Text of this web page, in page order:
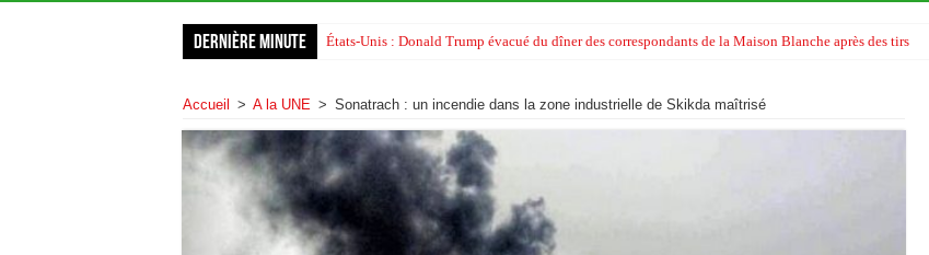
Dernière minute États-Unis : Donald Trump évacué du dîner des correspondants de la Maison Blanche après des tirs
Accueil > A la UNE > Sonatrach : un incendie dans la zone industrielle de Skikda maîtrisé